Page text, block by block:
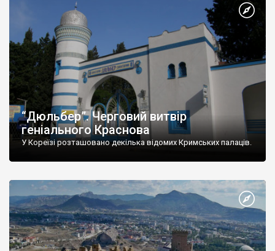
“Дюльбер”. Черговий витвір
геніального Краснова
У Кореїзі розташовано декілька відомих Кримських палаців.